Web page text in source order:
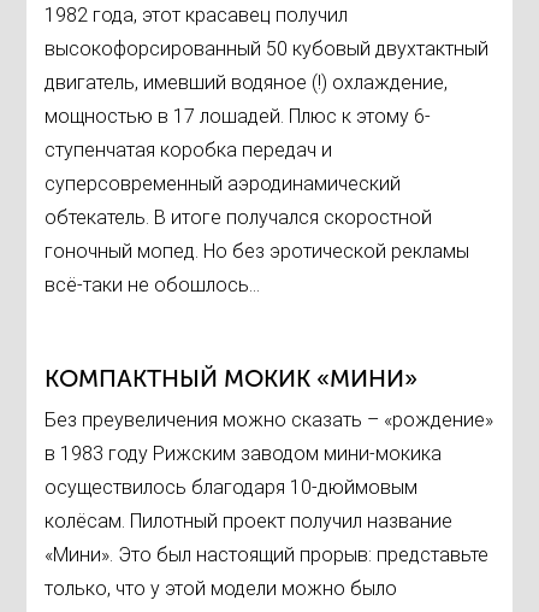
1982 года, этот красавец получил
высокофорсированный 50 кубовый двухтактный
двигатель, имевший водяное (!) охлаждение,
мощностью в 17 лошадей. Плюс к этому 6-
ступенчатая коробка передач и
суперсовременный аэродинамический
обтекатель. В итоге получался скоростной
гоночный мопед. Но без эротической рекламы
всё-таки не обошлось…
КОМПАКТНЫЙ МОКИК «МИНИ»
Без преувеличения можно сказать – «рождение»
в 1983 году Рижским заводом мини-мокика
осуществилось благодаря 10-дюймовым
колёсам. Пилотный проект получил название
«Мини». Это был настоящий прорыв: представьте
только, что у этой модели можно было